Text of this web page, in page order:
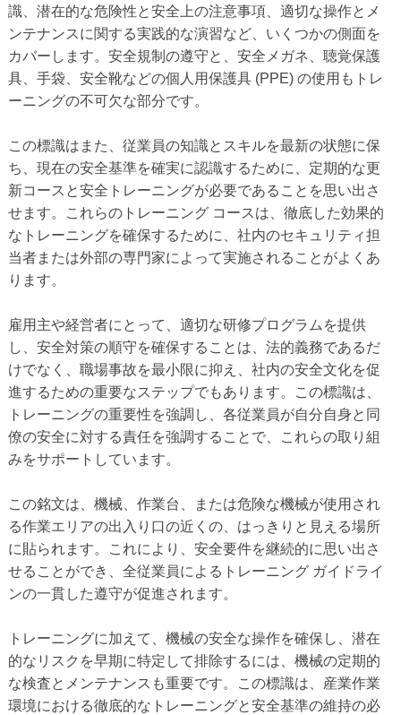
識、潜在的な危険性と安全上の注意事項、適切な操作とメ
ンテナンスに関する実践的な演習など、いくつかの側面を
カバーします。安全規制の遵守と、安全メガネ、聴覚保護
具、手袋、安全靴などの個人用保護具 (PPE) の使用もトレ
ーニングの不可欠な部分です。
この標識はまた、従業員の知識とスキルを最新の状態に保
ち、現在の安全基準を確実に認識するために、定期的な更
新コースと安全トレーニングが必要であることを思い出さ
せます。これらのトレーニング コースは、徹底した効果的
なトレーニングを確保するために、社内のセキュリティ担
当者または外部の専門家によって実施されることがよくあ
ります。
雇用主や経営者にとって、適切な研修プログラムを提供
し、安全対策の順守を確保することは、法的義務であるだ
けでなく、職場事故を最小限に抑え、社内の安全文化を促
進するための重要なステップでもあります。この標識は、
トレーニングの重要性を強調し、各従業員が自分自身と同
僚の安全に対する責任を強調することで、これらの取り組
みをサポートしています。
この銘文は、機械、作業台、または危険な機械が使用され
る作業エリアの出入り口の近くの、はっきりと見える場所
に貼られます。これにより、安全要件を継続的に思い出さ
せることができ、全従業員によるトレーニング ガイドライ
ンの一貫した遵守が促進されます。
トレーニングに加えて、機械の安全な操作を確保し、潜在
的なリスクを早期に特定して排除するには、機械の定期的
な検査とメンテナンスも重要です。この標識は、産業作業
環境における徹底的なトレーニングと安全基準の維持の必